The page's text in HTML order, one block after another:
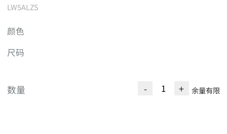
LW5ALZS
颜色
尺码
数量 - + 余量有限